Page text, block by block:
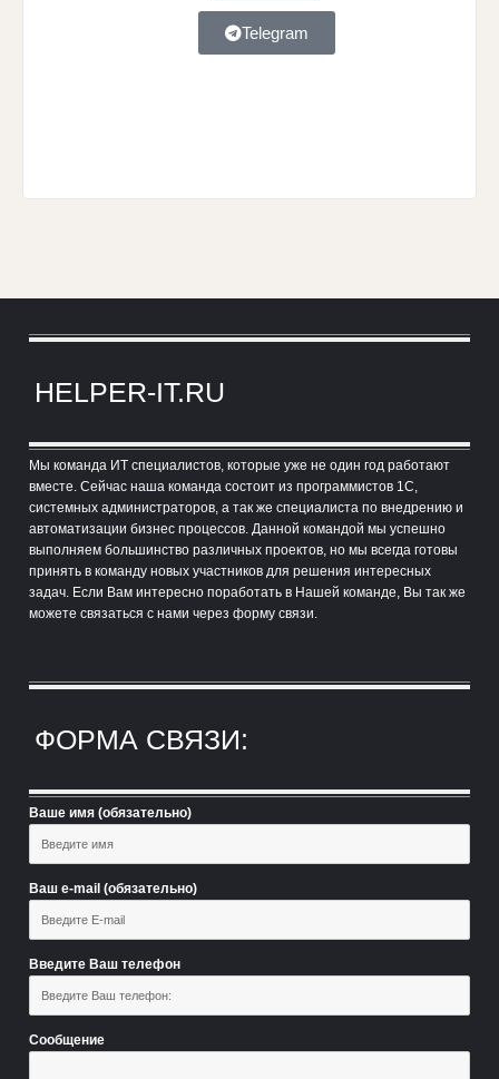
Telegram
HELPER-IT.RU
Мы команда ИТ специалистов, которые уже не один год работают
вместе. Сейчас наша команда состоит из программистов 1С,
системных администраторов, а так же специалиста по внедрению и
автоматизации бизнес процессов. Данной командой мы успешно
выполняем большинство различных проектов, но мы всегда готовы
принять в команду новых участников для решения интересных
задач. Если Вам интересно поработать в Нашей команде, Вы так же
можете связаться с нами через форму связи.
ФОРМА СВЯЗИ:
Ваше имя (обязательно)
Ваш e-mail (обязательно)
Введите Ваш телефон
Сообщение